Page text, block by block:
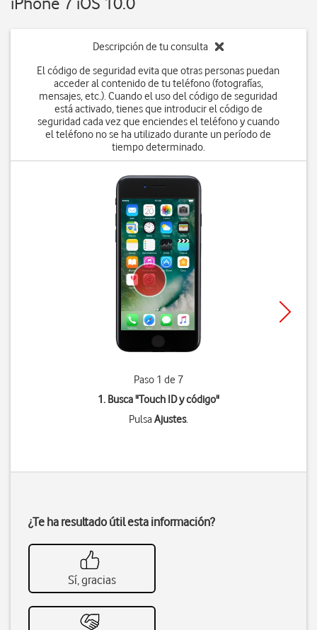
Descripción de tu consulta
El código de seguridad evita que otras personas puedan
acceder al contenido de tu teléfono (fotografías,
mensajes, etc.). Cuando el uso del código de seguridad
está activado, tienes que introducir el código de
seguridad cada vez que enciendes el teléfono y cuando
el teléfono no se ha utilizado durante un período de
tiempo determinado.
Paso 1 de 7
1. Busca "Touch ID y código"
PulsaAjustes.
¿Te ha resultado útil esta información?
Sí, gracias